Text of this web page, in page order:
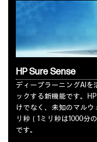
HP Sure Sense
ディープラーニングAIを
ックする新機能です。
けでなく、未知のマル
リ秒（1ミリ秒は1000分
です。